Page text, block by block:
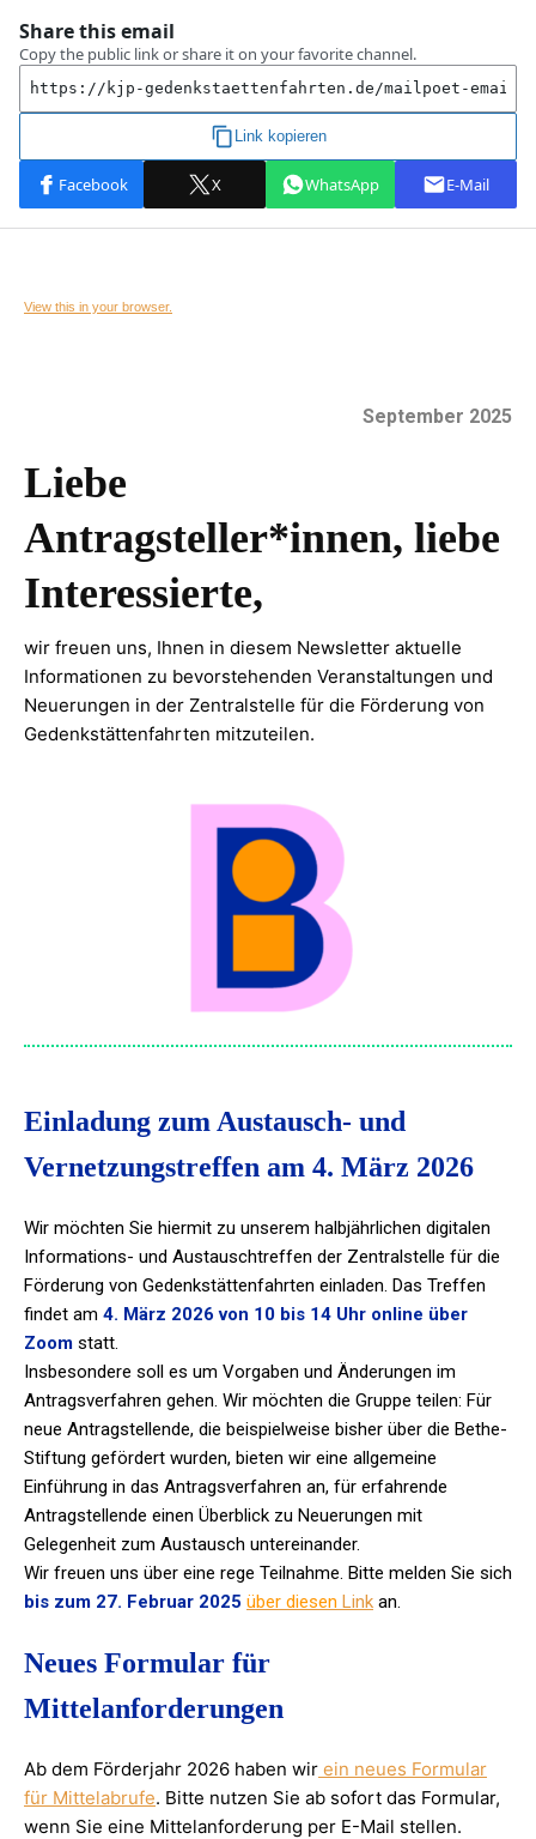
View this in your browser.
September 2025
Liebe
Antragsteller*innen, liebe
Interessierte,
wir freuen uns, Ihnen in diesem Newsletter aktuelle
Informationen zu bevorstehenden Veranstaltungen und
Neuerungen in der Zentralstelle für die Förderung von
Gedenkstättenfahrten mitzuteilen.
Einladung zum Austausch- und
Vernetzungstreffen am 4. März 2026
Wir möchten Sie hiermit zu unserem halbjährlichen digitalen
Informations- und Austauschtreffen der Zentralstelle für die
Förderung von Gedenkstättenfahrten einladen. Das Treffen
findet am 4. März 2026 von 10 bis 14 Uhr online über
Zoom statt.
Insbesondere soll es um Vorgaben und Änderungen im
Antragsverfahren gehen. Wir möchten die Gruppe teilen: Für
neue Antragstellende, die beispielweise bisher über die Bethe-
Stiftung gefördert wurden, bieten wir eine allgemeine
Einführung in das Antragsverfahren an, für erfahrende
Antragstellende einen Überblick zu Neuerungen mit
Gelegenheit zum Austausch untereinander.
Wir freuen uns über eine rege Teilnahme. Bitte melden Sie sich
bis zum 27. Februar 2025 über diesen Link an.
Neues Formular für
Mittelanforderungen
Ab dem Förderjahr 2026 haben wir ein neues Formular
für Mittelabrufe. Bitte nutzen Sie ab sofort das Formular,
wenn Sie eine Mittelanforderung per E-Mail stellen.